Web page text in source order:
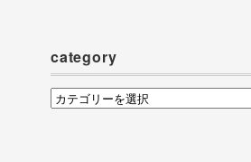
category
category